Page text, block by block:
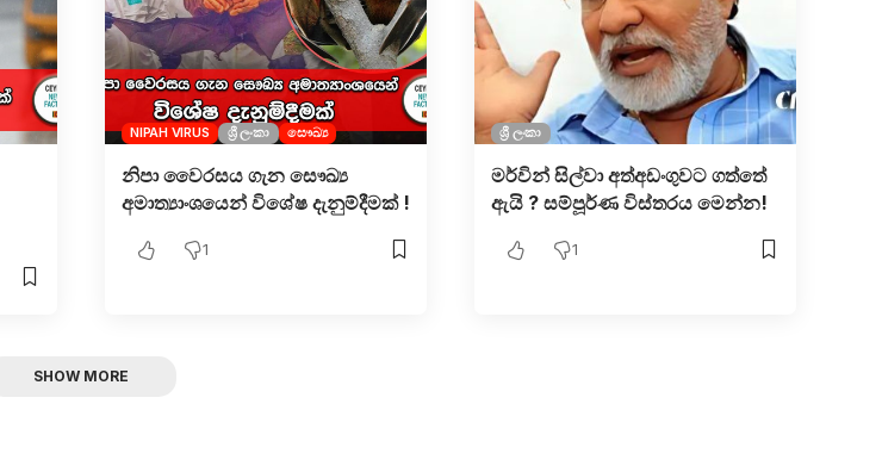
NIPAH VIRUS ශ්‍රී ලංකා සෞඛ්‍ය
නිපා වෛරසය ගැන සෞඛ්‍ය
අමාත්‍යාංශයෙන් විශේෂ දැනුම්දීමක් !
1
ශ්‍රී ලංකා
මර්වින් සිල්වා අත්අඩංගුවට ගත්තේ
ඇයි ? සම්පූර්ණ විස්තරය මෙන්න!
1
SHOW MORE